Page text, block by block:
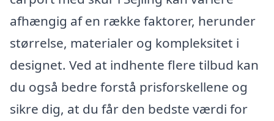
afhængig af en række faktorer, herunder
størrelse, materialer og kompleksitet i
designet. Ved at indhente flere tilbud kan
du også bedre forstå prisforskellene og
sikre dig, at du får den bedste værdi for